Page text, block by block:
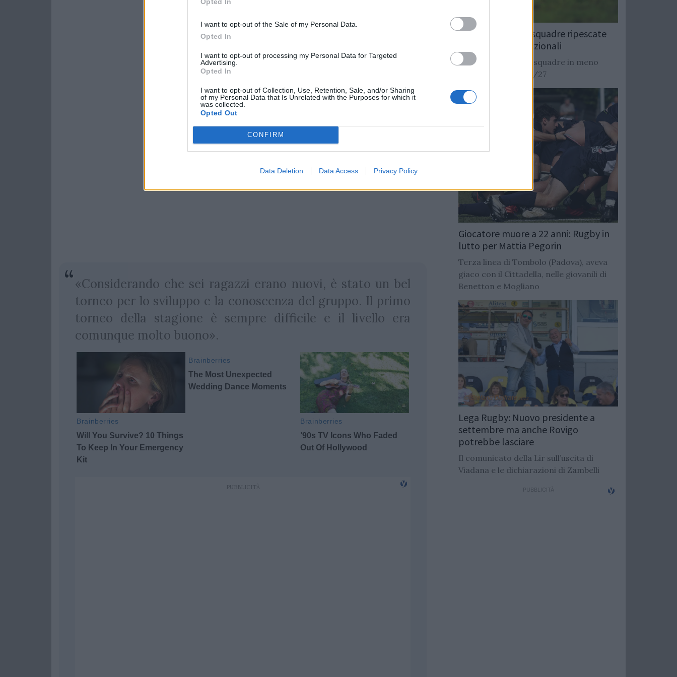
I want to opt-out of the Sale of my Personal Data.
Opted In
I want to opt-out of processing my Personal Data for Targeted
Advertising.
Opted In
I want to opt-out of Collection, Use, Retention, Sale, and/or Sharing
of my Personal Data that Is Unrelated with the Purposes for which it
was collected.
Opted Out
CONFIRM
Data Deletion Data Access Privacy Policy
«Considerando che sei ragazzi erano nuovi, è stato un bel
torneo per lo sviluppo e la conoscenza del gruppo. Il primo
torneo della stagione è sempre difficile e il livello era
comunque molto buono».
Rugby: Record di squadre ripescate
nei campionati nazionali
Si stimano oltre 20 squadre in meno
dalla stagione 2026/27
Giocatore muore a 22 anni: Rugby in
lutto per Mattia Pegorin
Terza linea di Tombolo (Padova), aveva
giaco con il Cittadella, nelle giovanili di
Benetton e Mogliano
Lega Rugby: Nuovo presidente a
settembre ma anche Rovigo
potrebbe lasciare
Il comunicato della Lir sull’uscita di
Viadana e le dichiarazioni di Zambelli